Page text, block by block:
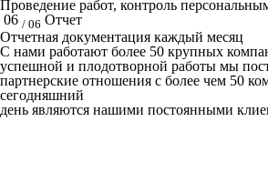
Проведение работ, контроль
06 / 06 Отчет
Отчетная документация каждый месяц
C нами работают более 50 крупных
успешной и плодотворной работы мы
партнерские отношения с более чем 50
сегодняшний
день являются нашими постоянными